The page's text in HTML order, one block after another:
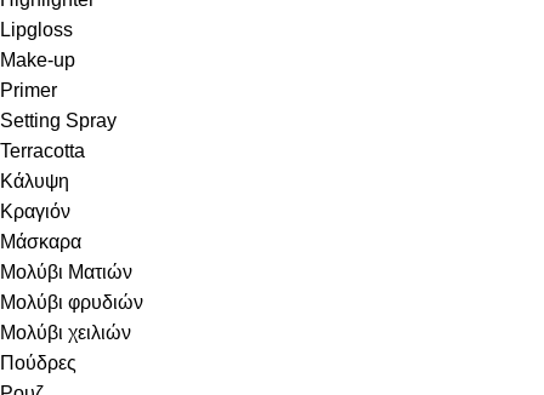
Lipgloss
Make-up
Primer
Setting Spray
Terracotta
Κάλυψη
Κραγιόν
Μάσκαρα
Μολύβι Ματιών
Μολύβι φρυδιών
Μολύβι χειλιών
Πούδρες